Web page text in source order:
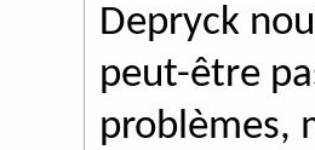
Depryck
peut-être
problèmes,